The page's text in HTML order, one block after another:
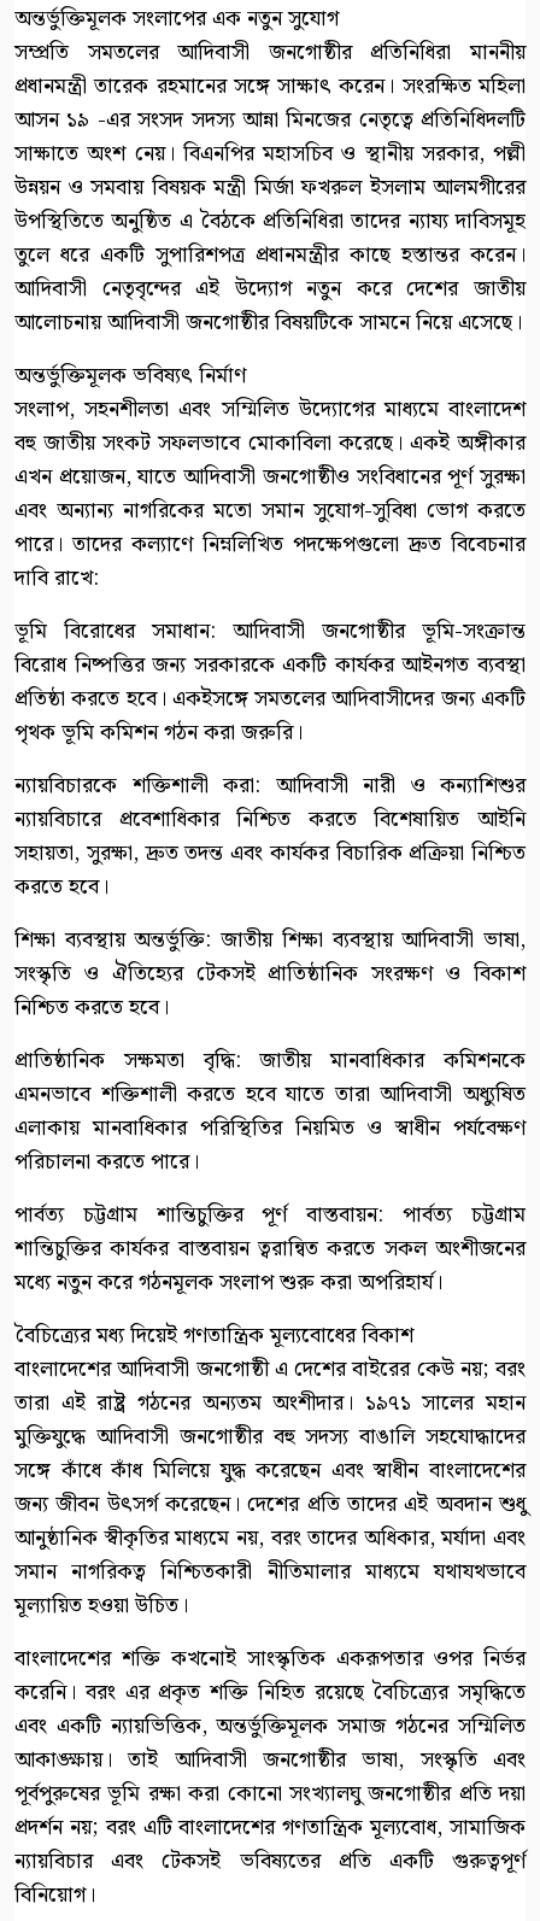
অন্তর্ভুক্তিমূলক সংলাপের এক নতুন সুযোগ
সম্প্রতি সমতলের আদিবাসী জনগোষ্ঠীর প্রতিনিধিরা মাননীয়
প্রধানমন্ত্রী তারেক রহমানের সঙ্গে সাক্ষাৎ করেন। সংরক্ষিত মহিলা
আসন ১৯ -এর সংসদ সদস্য আন্না মিনজের নেতৃত্বে প্রতিনিধিদলটি
সাক্ষাতে অংশ নেয়। বিএনপির মহাসচিব ও স্থানীয় সরকার, পল্লী
উন্নয়ন ও সমবায় বিষয়ক মন্ত্রী মির্জা ফখরুল ইসলাম আলমগীরের
উপস্থিতিতে অনুষ্ঠিত এ বৈঠকে প্রতিনিধিরা তাদের ন্যায্য দাবিসমূহ
তুলে ধরে একটি সুপারিশপত্র প্রধানমন্ত্রীর কাছে হস্তান্তর করেন।
আদিবাসী নেতৃবৃন্দের এই উদ্যোগ নতুন করে দেশের জাতীয়
আলোচনায় আদিবাসী জনগোষ্ঠীর বিষয়টিকে সামনে নিয়ে এসেছে।
অন্তর্ভুক্তিমূলক ভবিষ্যৎ নির্মাণ
সংলাপ, সহনশীলতা এবং সম্মিলিত উদ্যোগের মাধ্যমে বাংলাদেশ
বহু জাতীয় সংকট সফলভাবে মোকাবিলা করেছে। একই অঙ্গীকার
এখন প্রয়োজন, যাতে আদিবাসী জনগোষ্ঠীও সংবিধানের পূর্ণ সুরক্ষা
এবং অন্যান্য নাগরিকের মতো সমান সুযোগ-সুবিধা ভোগ করতে
পারে। তাদের কল্যাণে নিম্নলিখিত পদক্ষেপগুলো দ্রুত বিবেচনার
দাবি রাখে:
ভূমি বিরোধের সমাধান: আদিবাসী জনগোষ্ঠীর ভূমি-সংক্রান্ত
বিরোধ নিষ্পত্তির জন্য সরকারকে একটি কার্যকর আইনগত ব্যবস্থা
প্রতিষ্ঠা করতে হবে। একইসঙ্গে সমতলের আদিবাসীদের জন্য একটি
পৃথক ভূমি কমিশন গঠন করা জরুরি।
ন্যায়বিচারকে শক্তিশালী করা: আদিবাসী নারী ও কন্যাশিশুর
ন্যায়বিচারে প্রবেশাধিকার নিশ্চিত করতে বিশেষায়িত আইনি
সহায়তা, সুরক্ষা, দ্রুত তদন্ত এবং কার্যকর বিচারিক প্রক্রিয়া নিশ্চিত
করতে হবে।
শিক্ষা ব্যবস্থায় অন্তর্ভুক্তি: জাতীয় শিক্ষা ব্যবস্থায় আদিবাসী ভাষা,
সংস্কৃতি ও ঐতিহ্যের টেকসই প্রাতিষ্ঠানিক সংরক্ষণ ও বিকাশ
নিশ্চিত করতে হবে।
প্রাতিষ্ঠানিক সক্ষমতা বৃদ্ধি: জাতীয় মানবাধিকার কমিশনকে
এমনভাবে শক্তিশালী করতে হবে যাতে তারা আদিবাসী অধ্যুষিত
এলাকায় মানবাধিকার পরিস্থিতির নিয়মিত ও স্বাধীন পর্যবেক্ষণ
পরিচালনা করতে পারে।
পার্বত্য চট্টগ্রাম শান্তিচুক্তির পূর্ণ বাস্তবায়ন: পার্বত্য চট্টগ্রাম
শান্তিচুক্তির কার্যকর বাস্তবায়ন ত্বরান্বিত করতে সকল অংশীজনের
মধ্যে নতুন করে গঠনমূলক সংলাপ শুরু করা অপরিহার্য।
বৈচিত্র্যের মধ্য দিয়েই গণতান্ত্রিক মূল্যবোধের বিকাশ
বাংলাদেশের আদিবাসী জনগোষ্ঠী এ দেশের বাইরের কেউ নয়; বরং
তারা এই রাষ্ট্র গঠনের অন্যতম অংশীদার। ১৯৭১ সালের মহান
মুক্তিযুদ্ধে আদিবাসী জনগোষ্ঠীর বহু সদস্য বাঙালি সহযোদ্ধাদের
সঙ্গে কাঁধে কাঁধ মিলিয়ে যুদ্ধ করেছেন এবং স্বাধীন বাংলাদেশের
জন্য জীবন উৎসর্গ করেছেন। দেশের প্রতি তাদের এই অবদান শুধু
আনুষ্ঠানিক স্বীকৃতির মাধ্যমে নয়, বরং তাদের অধিকার, মর্যাদা এবং
সমান নাগরিকত্ব নিশ্চিতকারী নীতিমালার মাধ্যমে যথাযথভাবে
মূল্যায়িত হওয়া উচিত।
বাংলাদেশের শক্তি কখনোই সাংস্কৃতিক একরূপতার ওপর নির্ভর
করেনি। বরং এর প্রকৃত শক্তি নিহিত রয়েছে বৈচিত্র্যের সমৃদ্ধিতে
এবং একটি ন্যায়ভিত্তিক, অন্তর্ভুক্তিমূলক সমাজ গঠনের সম্মিলিত
আকাঙ্ক্ষায়। তাই আদিবাসী জনগোষ্ঠীর ভাষা, সংস্কৃতি এবং
পূর্বপুরুষের ভূমি রক্ষা করা কোনো সংখ্যালঘু জনগোষ্ঠীর প্রতি দয়া
প্রদর্শন নয়; বরং এটি বাংলাদেশের গণতান্ত্রিক মূল্যবোধ, সামাজিক
ন্যায়বিচার এবং টেকসই ভবিষ্যতের প্রতি একটি গুরুত্বপূর্ণ
বিনিয়োগ।